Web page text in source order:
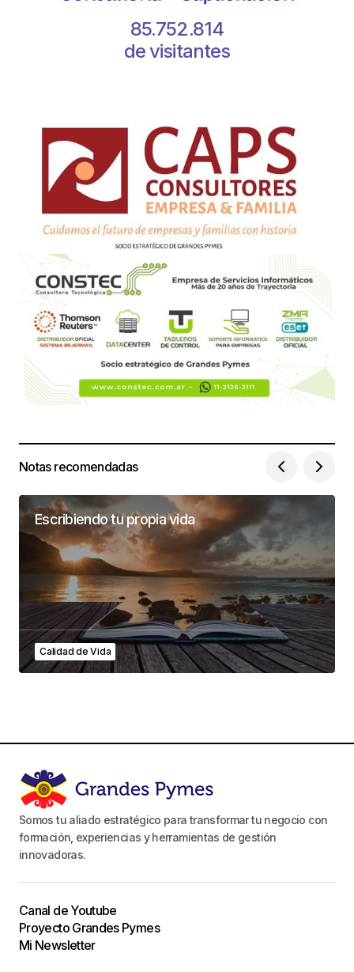
85.752.814
de visitantes
Notas recomendadas
Escribiendo tu propia vida
Calidad de Vida
Somos tu aliado estratégico para transformar tu negocio con
formación, experiencias y herramientas de gestión
innovadoras.
Canal de Youtube
Proyecto Grandes Pymes
Mi Newsletter